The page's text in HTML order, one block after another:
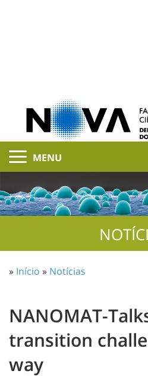
MENU
» Início » Notícias
NANOMAT-
transition
way